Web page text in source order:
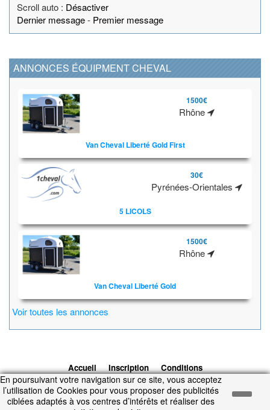
Scroll auto : Désactiver
Dernier message- Premier message
ANNONCES ÉQUIPMENT CHEVAL
1500€
Rhône
Van Cheval Liberté Gold First
30€
Pyrénées-Orientales
5 LICOLS
1500€
Rhône
Van Cheval Liberté Gold
Voir toutes les annonces
Accueil Inscription
Conditions
d'utilisation
Contacts © 2026 1cheval.com
Ecurie Virtuelle -
Jeu Cheval
En poursuivant votre navigation sur ce site, vous acceptez
l’utilisation de Cookies pour vous proposer des publicités
ciblées adaptés à vos centres d’intérêts et réaliser des